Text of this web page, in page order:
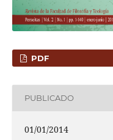
PDF
PUBLICADO
01/01/2014